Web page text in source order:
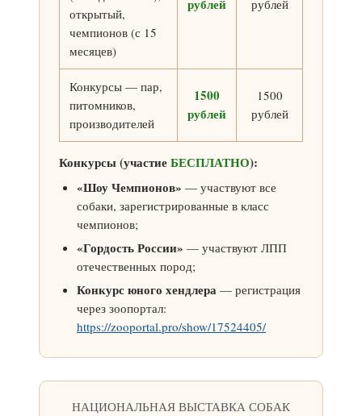
открытый,
чемпионов (с 15
месяцев)
рублей рублей
Конкурсы — пар,
питомников,
производителей
1500
рублей
1500
рублей
Конкурсы (участиеБЕСПЛАТНО):
«Шоу Чемпионов» — участвуют все
собаки, зарегистрированные в класс
чемпионов;
«Гордость России» — участвуют ЛПП
отечественных пород;
Конкурс юного хендлера — регистрация
через зоопортал:
https://zooportal.pro/show/17524405/
НАЦИОНАЛЬНАЯ ВЫСТАВКА СОБАК